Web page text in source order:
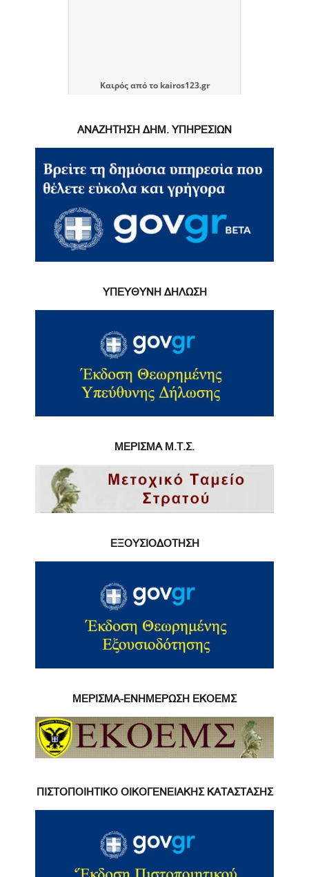
Καιρόςαπό το kairos123.gr
ΑΝΑΖΗΤΗΣΗ ΔΗΜ. ΥΠΗΡΕΣΙΩΝ
ΥΠΕΥΘΥΝΗ ΔΗΛΩΣΗ
ΜΕΡΙΣΜΑ Μ.Τ.Σ.
ΕΞΟΥΣΙΟΔΟΤΗΣΗ
ΜΕΡΙΣΜΑ-ΕΝΗΜΕΡΩΣΗ ΕΚΟΕΜΣ
ΠΙΣΤΟΠΟΙΗΤΙΚΟ ΟΙΚΟΓΕΝΕΙΑΚΗΣ ΚΑΤΑΣΤΑΣΗΣ